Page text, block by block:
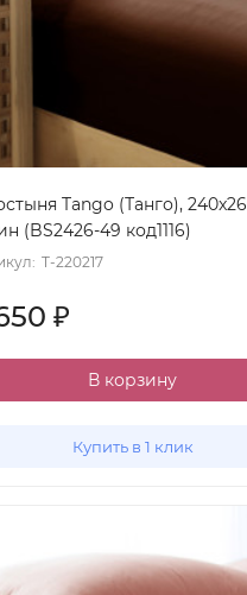
Tango (Танго),
(BS2426-49 код1116)
T-220217
₽
В корзину
Купить в 1 клик